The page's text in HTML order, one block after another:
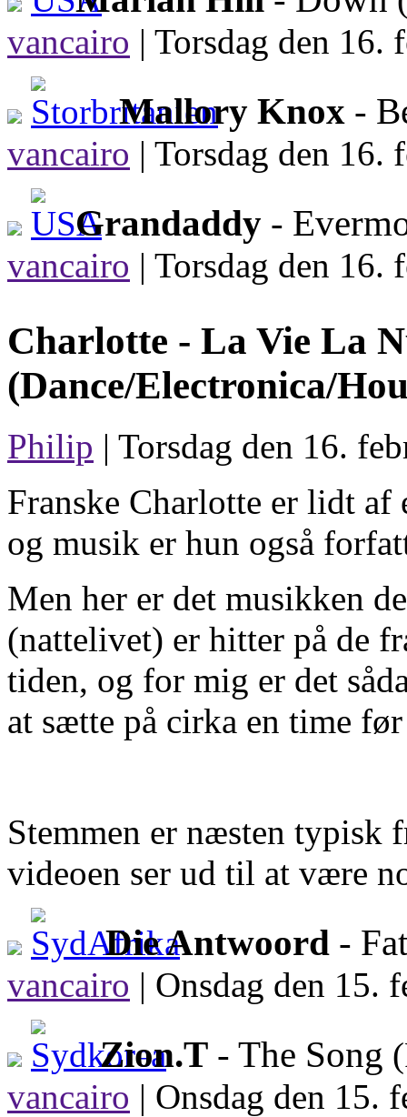
vancairo | Torsdag den 16.
Mallory Knox -
vancairo | Torsdag den 16.
Grandaddy -
vancairo | Torsdag den 16.
Charlotte - La Vie La
(Dance/Electronica/
Philip | Torsdag den 16.
Franske Charlotte er lidt
og musik er hun også
Men her er det musikken
(nattelivet) er hitter på de
tiden, og for mig er det
at sætte på cirka en time
Stemmen er næsten typisk
videoen ser ud til at være
Die Antwoord -
vancairo | Onsdag den 15.
Zion.T - The Song
vancairo | Onsdag den 15.